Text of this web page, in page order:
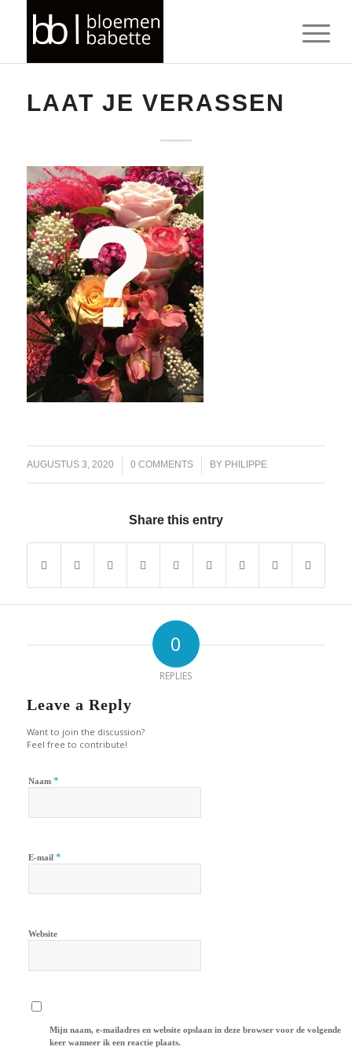
LAAT JE VERASSEN
AUGUSTUS 3, 2020
/ 0 COMMENTS
/ BY PHILIPPE
Share this entry
0
REPLIES
Leave a Reply
Want to join the discussion?
Feel free to contribute!
Naam *
E-mail *
Website
Mijn naam, e-mailadres en website opslaan in deze browser voor de volgende
keer wanneer ik een reactie plaats.